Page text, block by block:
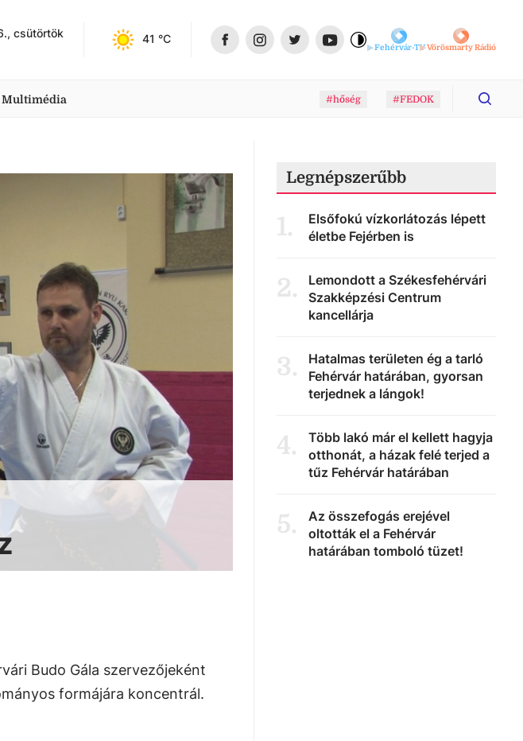
csütörtök 41 °C
Fehérvár-TVVörösmarty Rádió
Multimédia #hőség #FEDOK
Budo Gála szervezőjeként
formájára koncentrál.
Legnépszerűbb
1.
Elsőfokú vízkorlátozás lépett
életbe Fejérben is
2.
Lemondott a Székesfehérvári
Szakképzési Centrum
kancellárja
3.
Hatalmas területen ég a tarló
Fehérvár határában, gyorsan
terjednek a lángok!
4.
Több lakó már el kellett hagyja
otthonát, a házak felé terjed a
tűz Fehérvár határában
5.
Az összefogás erejével
oltották el a Fehérvár
határában tomboló tüzet!